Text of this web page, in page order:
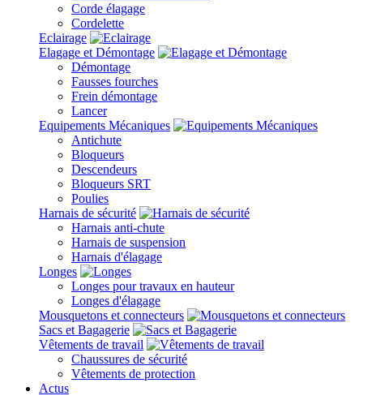
Corde élagage
Cordelette
Eclairage
Elagage et Démontage
Démontage
Fausses fourches
Frein démontage
Lancer
Equipements Mécaniques
Antichute
Bloqueurs
Descendeurs
Bloqueurs SRT
Poulies
Harnais de sécurité
Harnais anti-chute
Harnais de suspension
Harnais d'élagage
Longes
Longes pour travaux en hauteur
Longes d'élagage
Mousquetons et connecteurs
Sacs et Bagagerie
Vêtements de travail
Chaussures de sécurité
Vêtements de protection
Actus